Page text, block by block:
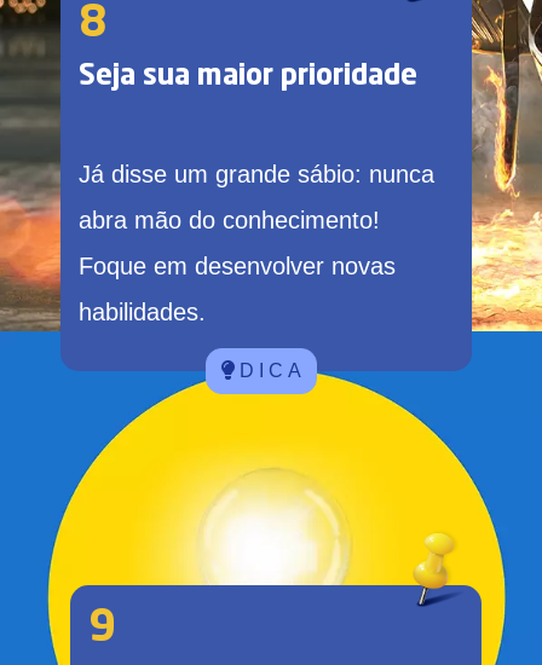
8
Seja sua maior prioridade
Já disse um grande sábio: nunca
abra mão do conhecimento!
Foque em desenvolver novas
habilidades.
D I C A
9